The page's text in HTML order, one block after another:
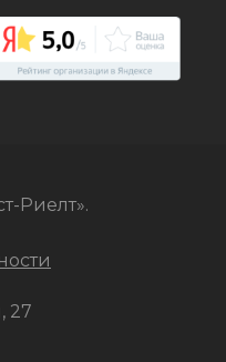
Риелт».
27